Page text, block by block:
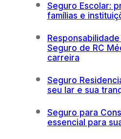
Seguro Escolar:
famílias e
Seguro de RC
carreira
Seguro
seu lar e sua
Seguro para
essencial para